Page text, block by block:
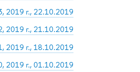
2019 г., 22.10.2019
2019 г., 21.10.2019
2019 г., 18.10.2019
2019 г., 01.10.2019